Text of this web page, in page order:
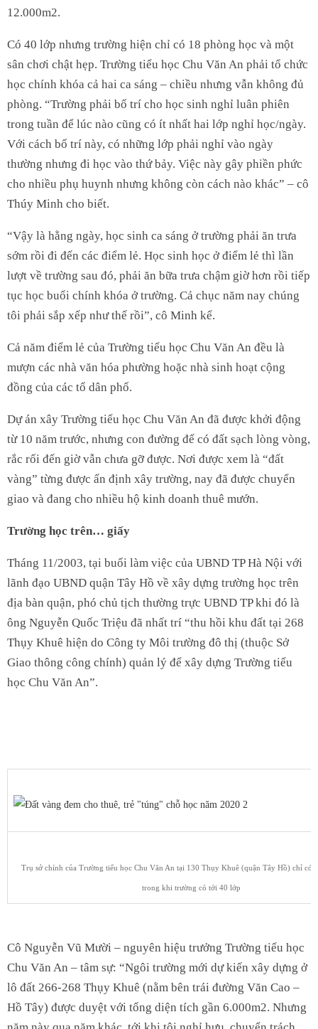
12.000m2.
Có 40 lớp nhưng trường hiện chỉ có 18 phòng học và một
sân chơi chật hẹp. Trường tiểu học Chu Văn An phải tổ chức
học chính khóa cả hai ca sáng – chiều nhưng vẫn không đủ
phòng. “Trường phải bố trí cho học sinh nghỉ luân phiên
trong tuần để lúc nào cũng có ít nhất hai lớp nghỉ học/ngày.
Với cách bố trí này, có những lớp phải nghỉ vào ngày
thường nhưng đi học vào thứ bảy. Việc này gây phiền phức
cho nhiều phụ huynh nhưng không còn cách nào khác” – cô
Thúy Minh cho biết.
“Vậy là hằng ngày, học sinh ca sáng ở trường phải ăn trưa
sớm rồi đi đến các điểm lẻ. Học sinh học ở điểm lẻ thì lần
lượt về trường sau đó, phải ăn bữa trưa chậm giờ hơn rồi tiếp
tục học buổi chính khóa ở trường. Cả chục năm nay chúng
tôi phải sắp xếp như thế rồi”, cô Minh kể.
Cả năm điểm lẻ của Trường tiểu học Chu Văn An đều là
mượn các nhà văn hóa phường hoặc nhà sinh hoạt cộng
đồng của các tổ dân phố.
Dự án xây Trường tiểu học Chu Văn An đã được khởi động
từ 10 năm trước, nhưng con đường để có đất sạch lòng vòng,
rắc rối đến giờ vẫn chưa gỡ được. Nơi được xem là “đất
vàng” từng được ấn định xây trường, nay đã được chuyển
giao và đang cho nhiều hộ kinh doanh thuê mướn.
Trường học trên… giấy
Tháng 11/2003, tại buổi làm việc của UBND TP Hà Nội với
lãnh đạo UBND quận Tây Hồ về xây dựng trường học trên
địa bàn quận, phó chủ tịch thường trực UBND TP khi đó là
ông Nguyễn Quốc Triệu đã nhất trí “thu hồi khu đất tại 268
Thụy Khuê hiện do Công ty Môi trường đô thị (thuộc Sở
Giao thông công chính) quản lý để xây dựng Trường tiểu
học Chu Văn An”.
Trụ sở chính của Trường tiểu học Chu Văn An tại 130 Thụy Khuê (quận Tây Hồ) chỉ có
trong khi trường có tới 40 lớp
Cô Nguyễn Vũ Mười – nguyên hiệu trưởng Trường tiểu học
Chu Văn An – tâm sự: “Ngôi trường mới dự kiến xây dựng ở
lô đất 266-268 Thụy Khuê (nằm bên trái đường Văn Cao –
Hồ Tây) được duyệt với tổng diện tích gần 6.000m2. Nhưng